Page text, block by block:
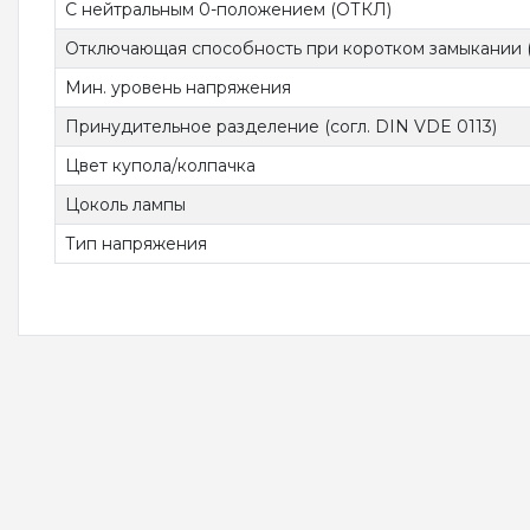
С нейтральным 0-положением (ОТКЛ)
Отключающая способность при коротком замыкании
Мин. уровень напряжения
Принудительное разделение (согл. DIN VDE 0113)
Цвет купола/колпачка
Цоколь лампы
Тип напряжения